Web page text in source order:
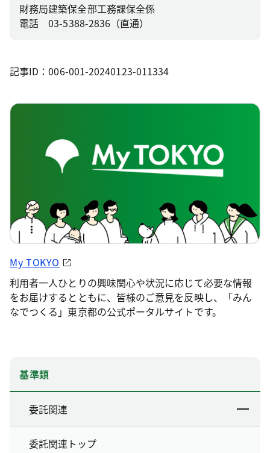
財務局建築保全部工務課保全係
電話 03-5388-2836（直通）
記事ID：006-001-20240123-011334
My TOKYO
利用者一人ひとりの興味関心や状況に応じて必要な情報
をお届けするとともに、皆様のご意見を反映し、「みん
なでつくる」東京都の公式ポータルサイトです。
基準類
委託関連
委託関連トップ